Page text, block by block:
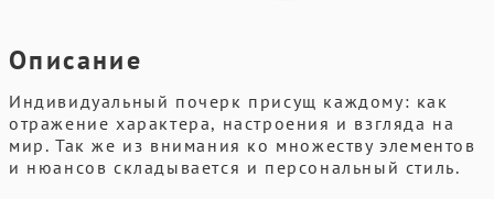
Описание
Индивидуальный почерк присущ каждому: как
отражение характера, настроения и взгляда на
мир. Так же из внимания ко множеству элементов
и нюансов складывается и персональный стиль.